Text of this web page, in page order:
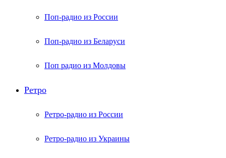
Поп-радио из России
Поп-радио из Беларуси
Поп радио из Молдовы
Ретро
Ретро-радио из России
Ретро-радио из Украины